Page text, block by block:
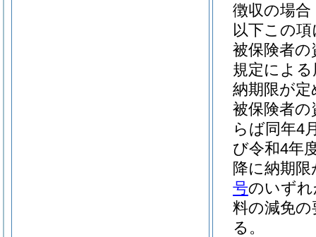
徴収の場
以下この
被保険者
規定によ
納期限が
被保険者
らば同年4
び令和4年
降に納期
号のいず
料の減免
る。